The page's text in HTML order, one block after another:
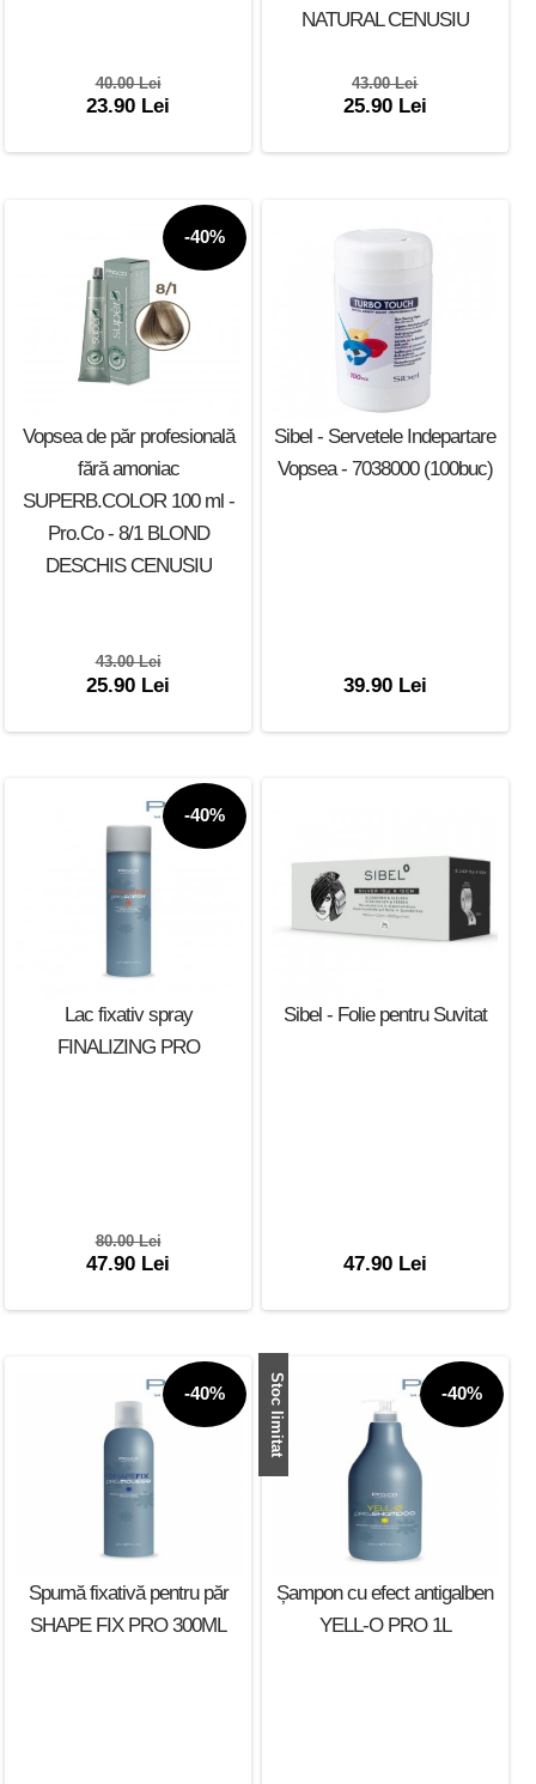
40.00 Lei
23.90 Lei
NATURAL CENUSIU
43.00 Lei
25.90 Lei
-40%
Vopsea de păr profesională
fără amoniac
SUPERB.COLOR 100 ml -
Pro.Co - 8/1 BLOND
DESCHIS CENUSIU
43.00 Lei
25.90 Lei
Sibel - Servetele Indepartare
Vopsea - 7038000 (100buc)
39.90 Lei
-40%
Lac fixativ spray
FINALIZING PRO
80.00 Lei
47.90 Lei
Sibel - Folie pentru Suvitat
47.90 Lei
-40%
Spumă fixativă pentru păr
SHAPE FIX PRO 300ML
Stoc limitat -40%
Șampon cu efect antigalben
YELL-O PRO 1L